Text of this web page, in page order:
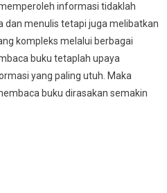
informasi tidaklah
menulis tetapi juga melibatkan
kompleks melalui berbagai
buku tetaplah upaya
yang paling utuh. Maka
buku dirasakan semakin